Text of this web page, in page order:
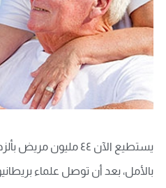
يستطيع الآن ٤٤ مليون
بالأمل، بعد أن توصل علماء